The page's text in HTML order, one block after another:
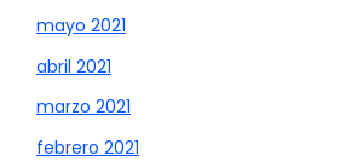
mayo 2021
abril 2021
marzo 2021
febrero 2021